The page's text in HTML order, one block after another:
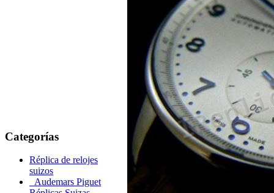
Categorías
Réplica de relojes
suizos
Audemars Piguet